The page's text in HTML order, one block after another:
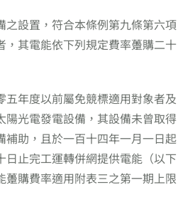
之設置，符合本條例第九條第六項
，其電能依下列規定費率躉購二十
五年度以前屬免競標適用對象者及
陽光電發電設備，其設備未曾取得
補助，且於一百十四年一月一日起
日止完工運轉併網提供電能（以下
躉購費率適用附表三之第一期上限